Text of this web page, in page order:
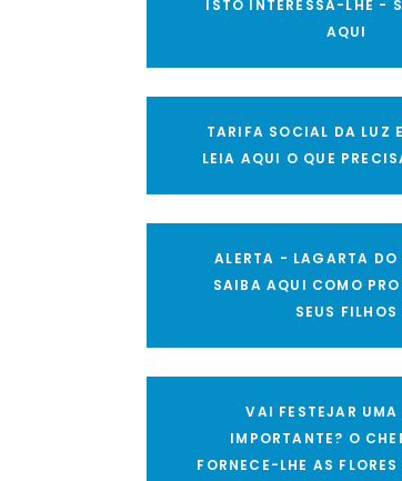
ISTO INTERESSA-LHE -
AQUI
TARIFA SOCIAL DA LUZ
LEIA AQUI O QUE
ALERTA - LAGARTA DO
SAIBA AQUI COMO
SEUS FILHOS
VAI FESTEJAR UMA
IMPORTANTE? O
FORNECE-LHE AS